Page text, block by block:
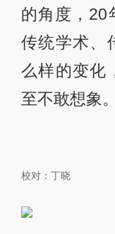
的角度，20
传统学术、
么样的变化
至不敢想象
校对： 丁晓